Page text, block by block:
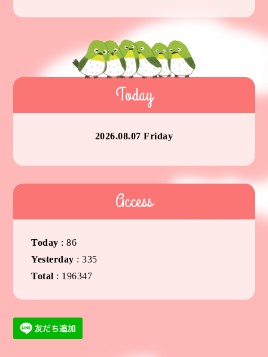
Today
2026.08.07 Friday
Access
Today :86
Yesterday :335
Total : 196347